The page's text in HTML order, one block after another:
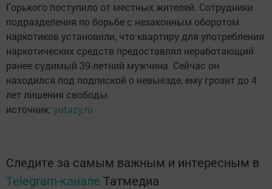
Горького поступило от местных жителей. Сотрудники
подразделения по борьбе с незаконным оборотом
наркотиков установили, что квартиру для употребления
наркотических средств предоставлял неработающий
ранее судимый 39-летний мужчина. Сейчас он
находился под подпиской о невыезде, ему грозит до 4
лет лишения свободы.
источник: yutazy.ru
Следите за самым важным и интересным в
Telegram-канале Татмедиа